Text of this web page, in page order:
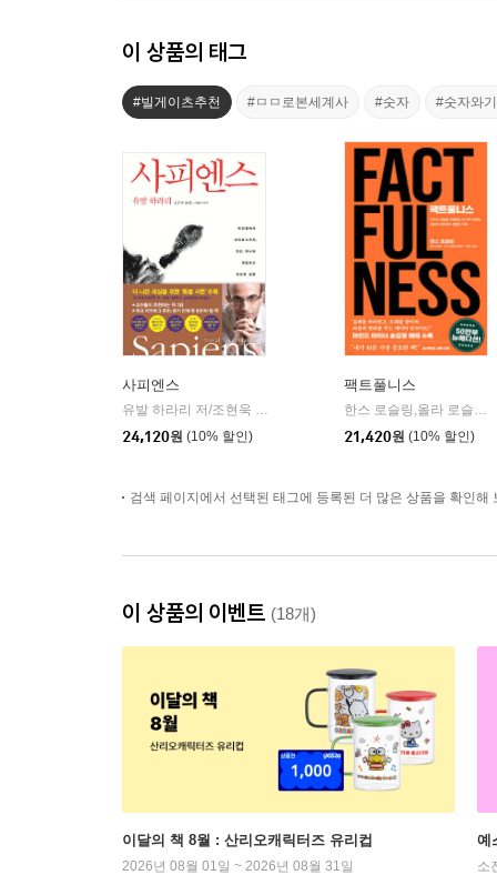
이 상품의 태그
#빌게이츠추천 #ㅁㅁ로본세계사 #숫자 #숫자와
사피엔스
유발 하라리 저/조현욱 역/이태수 감수 | 김영사
24,120원 (10% 할인)
팩트풀니스
한스 로슬링,올라 로슬링,안나 로슬링 뢴룬드 공저/이창신 역
21,420원 (10% 할인)
검색 페이지에서 선택된 태그에 등록된 더 많은 상품을 확인해
이 상품의 이벤트 (18개)
이달의 책 8월 : 산리오캐릭터즈 유리컵
2026년 08월 01일 ~ 2026년 08월 31일
예
소